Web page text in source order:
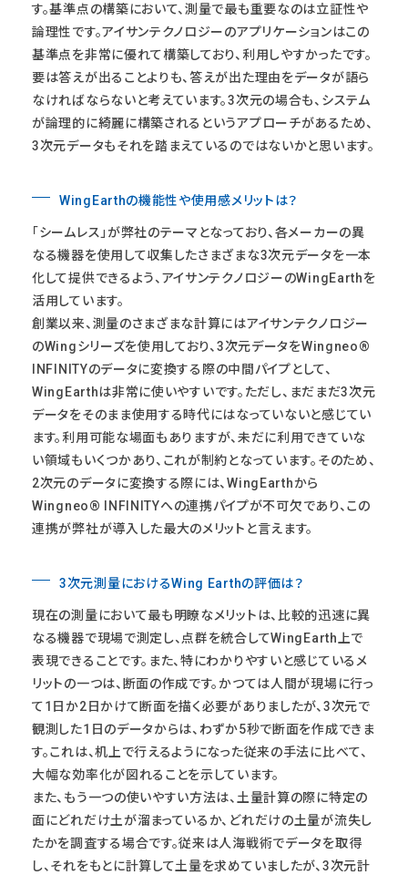
す。基準点の構築において、測量で最も重要なのは立証性や
論理性です。アイサンテクノロジーのアプリケーションはこの
基準点を非常に優れて構築しており、利用しやすかったです。
要は答えが出ることよりも、答えが出た理由をデータが語ら
なければならないと考えています。3次元の場合も、システム
が論理的に綺麗に構築されるというアプローチがあるため、
3次元データもそれを踏まえているのではないかと思います。
WingEarthの機能性や使用感メリットは？
「シームレス」が弊社のテーマとなっており、各メーカーの異
なる機器を使用して収集したさまざまな3次元データを一本
化して提供できるよう、アイサンテクノロジーのWingEarthを
活用しています。
創業以来、測量のさまざまな計算にはアイサンテクノロジー
のWingシリーズを使用しており、3次元データをWingneo®
INFINITYのデータに変換する際の中間パイプとして、
WingEarthは非常に使いやすいです。ただし、まだまだ3次元
データをそのまま使用する時代にはなっていないと感じてい
ます。利用可能な場面もありますが、未だに利用できていな
い領域もいくつかあり、これが制約となっています。そのため、
2次元のデータに変換する際には、WingEarthから
Wingneo® INFINITYへの連携パイプが不可欠であり、この
連携が弊社が導入した最大のメリットと言えます。
3次元測量におけるWing Earthの評価は？
現在の測量において最も明瞭なメリットは、比較的迅速に異
なる機器で現場で測定し、点群を統合してWingEarth上で
表現できることです。また、特にわかりやすいと感じているメ
リットの一つは、断面の作成です。かつては人間が現場に行っ
て1日か2日かけて断面を描く必要がありましたが、3次元で
観測した1日のデータからは、わずか5秒で断面を作成できま
す。これは、机上で行えるようになった従来の手法に比べて、
大幅な効率化が図れることを示しています。
また、もう一つの使いやすい方法は、土量計算の際に特定の
面にどれだけ土が溜まっているか、どれだけの土量が流失し
たかを調査する場合です。従来は人海戦術でデータを取得
し、それをもとに計算して土量を求めていましたが、3次元計